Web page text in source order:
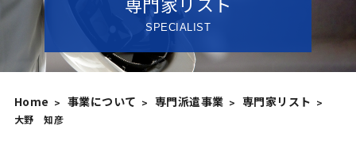
SPECIALIST
Home 事業について 専門派遣事業 専門家リスト
大野 知彦